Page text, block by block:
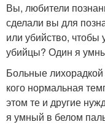
Вы, любители
сделали вы для
или убийство, чтобы
убийцы? Один я
Больные
кого нормальная
этом те и другие
я умный в белом